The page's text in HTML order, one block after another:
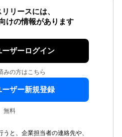
リースには、
けの情報があります
ーザーログイン
みの方はこちら
ーザー新規登録
無料
と、企業担当者の連絡先や、